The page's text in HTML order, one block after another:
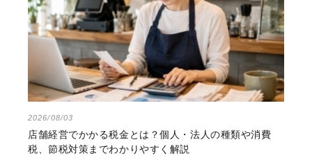
2026/08/03
店舗経営でかかる税金とは？個人・法人の種類や消費
税、節税対策までわかりやすく解説